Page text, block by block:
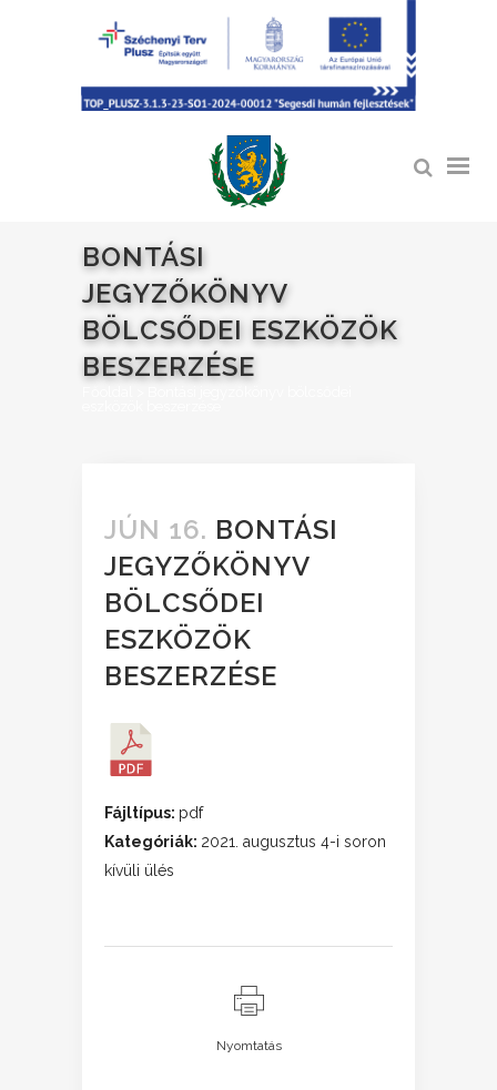
BONTÁSI
JEGYZŐKÖNYV
BÖLCSŐDEI ESZKÖZÖK
BESZERZÉSE
JÚN 16. BONTÁSI
JEGYZŐKÖNYV
BÖLCSŐDEI
ESZKÖZÖK
BESZERZÉSE
Fájltípus: pdf
Kategóriák: 2021. augusztus 4-i soron
kívüli ülés
Nyomtatás